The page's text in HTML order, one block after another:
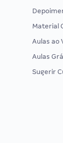
Material
Aulas ao
Aulas
Sugerir